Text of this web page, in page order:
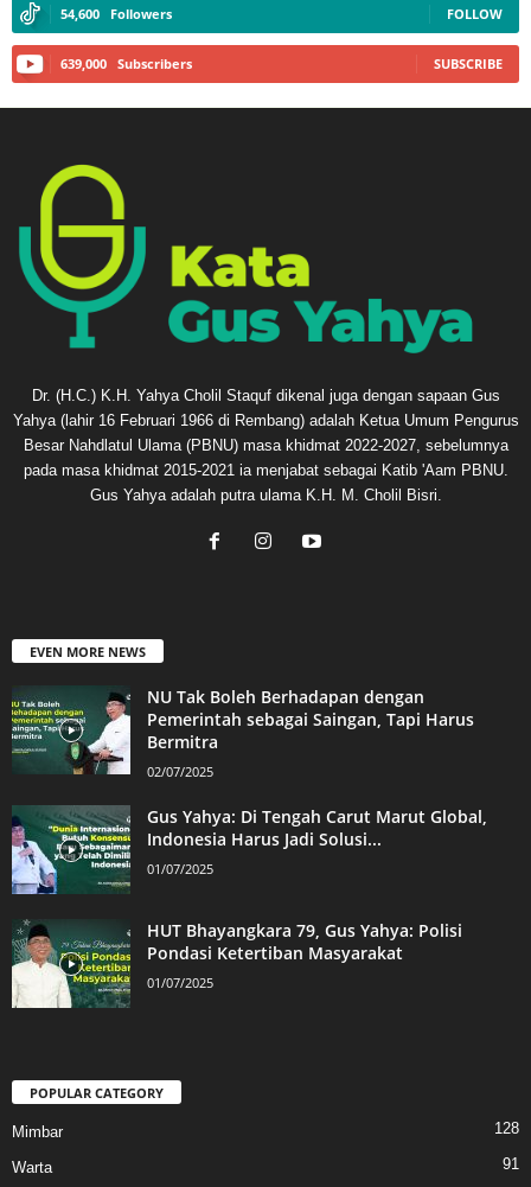
54,600 Followers FOLLOW
639,000 Subscribers SUBSCRIBE
Dr. (H.C.) K.H. Yahya Cholil Staquf dikenal juga dengan sapaan Gus
Yahya (lahir 16 Februari 1966 di Rembang) adalah Ketua Umum Pengurus
Besar Nahdlatul Ulama (PBNU) masa khidmat 2022-2027, sebelumnya
pada masa khidmat 2015-2021 ia menjabat sebagai Katib 'Aam PBNU.
Gus Yahya adalah putra ulama K.H. M. Cholil Bisri.
EVEN MORE NEWS
NU Tak Boleh Berhadapan dengan
Pemerintah sebagai Saingan, Tapi Harus
Bermitra
02/07/2025
Gus Yahya: Di Tengah Carut Marut Global,
Indonesia Harus Jadi Solusi...
01/07/2025
HUT Bhayangkara 79, Gus Yahya: Polisi
Pondasi Ketertiban Masyarakat
01/07/2025
POPULAR CATEGORY
Mimbar 128
Warta 91